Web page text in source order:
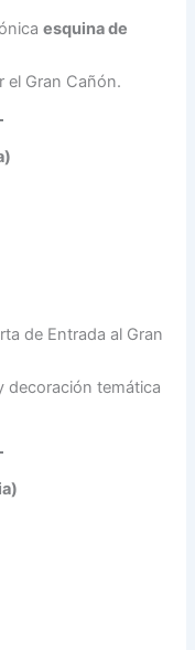
esquina de
el Gran Cañón.
de Entrada al Gran
decoración temática